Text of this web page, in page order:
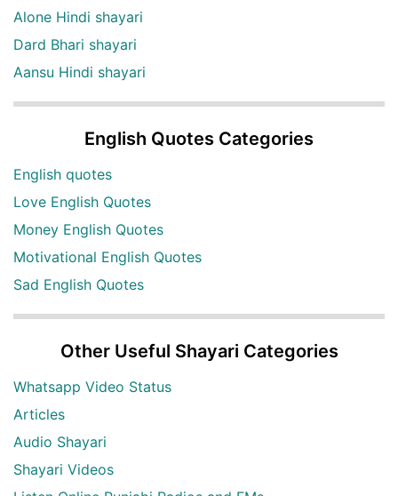
Alone Hindi shayari
Dard Bhari shayari
Aansu Hindi shayari
English Quotes Categories
English quotes
Love English Quotes
Money English Quotes
Motivational English Quotes
Sad English Quotes
Other Useful Shayari Categories
Whatsapp Video Status
Articles
Audio Shayari
Shayari Videos